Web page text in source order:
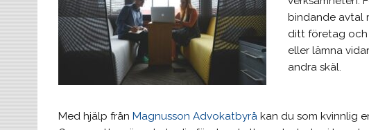
bindande avtal
ditt företag och
eller lämna
andra skäl.
Med hjälp frånMagnusson Advokatbyrå kan du som kvinnlig